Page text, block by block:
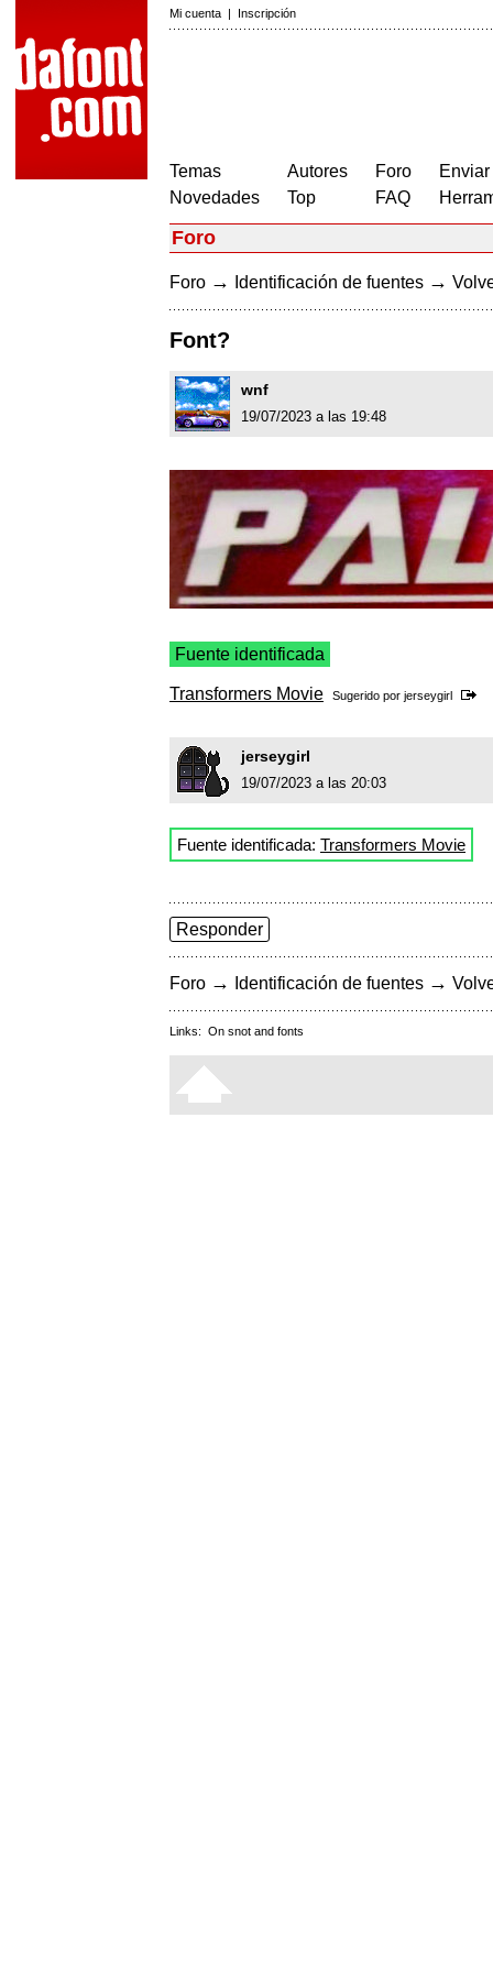
Mi cuenta | Inscripción
Temas
Novedades
Autores
Top
Foro
FAQ
Foro
Foro → Identificación de fuentes →
Font?
wnf
19/07/2023 a las 19:48
Fuente identificada
Transformers Movie Sugerido por jerseygirl
jerseygirl
19/07/2023 a las 20:03
Fuente identificada: Transformers Movie
Responder
Foro → Identificación de fuentes →
Links: On snot and fonts